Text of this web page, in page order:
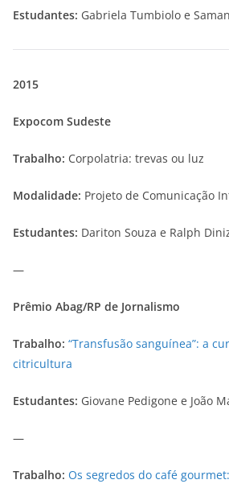
Estudantes: Gabriela Tumbiolo e
2015
Expocom Sudeste
Trabalho: Corpolatria: trevas ou luz
Modalidade: Projeto de Comunicação
Estudantes: Dariton Souza e Ralph
—
Prêmio Abag/RP de Jornalismo
Trabalho: “Transfusão sanguínea”: a
citricultura
Estudantes: Giovane Pedigone e João
—
Trabalho: Os segredos do café